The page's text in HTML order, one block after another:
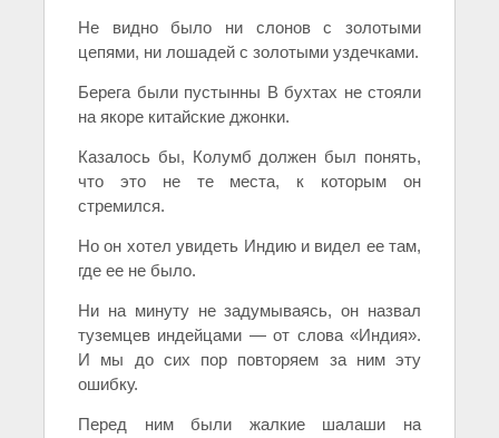
Не видно было ни слонов с золотыми
цепями, ни лошадей с золотыми уздечками.
Берега были пустынны В бухтах не стояли
на якоре китайские джонки.
Казалось бы, Колумб должен был понять,
что это не те места, к которым он
стремился.
Но он хотел увидеть Индию и видел ее там,
где ее не было.
Ни на минуту не задумываясь, он назвал
туземцев индейцами — от слова «Индия».
И мы до сих пор повторяем за ним эту
ошибку.
Перед ним были жалкие шалаши на